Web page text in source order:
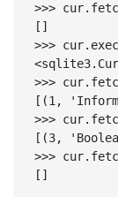
>>>
[]
>>>
>>>
[(1,
>>>
[(3,
>>>
[]